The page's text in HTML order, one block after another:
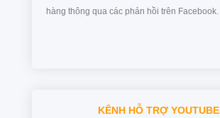
hàng thông qua các phản hồi trên Facebook.
KÊNH HỖ TRỢ YOUTUBE